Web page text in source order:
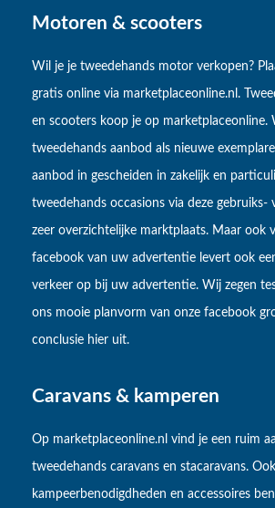
Motoren & scooters
Wil je je tweedehands motor verkopen?
gratis online via marketplaceonline.nl.
en scooters koop je op marketplaceonline.
tweedehands aanbod als nieuwe
aanbod in gescheiden in zakelijk en
tweedehands occasions via deze gebruiks-
zeer overzichtelijke marktplaats. Maar ook
facebook van uw advertentie levert ook
verkeer op bij uw advertentie. Wij zegen
ons mooie planvorm van onze facebook
conclusie hier uit.
Caravans & kamperen
Op marketplaceonline.nl vind je een ruim
tweedehands caravans en stacaravans.
kampeerbenodigdheden en accessoires